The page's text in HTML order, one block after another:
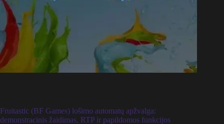
Fruitastic (BF Games) lošimo automatų apžvalga:
demonstracinis žaidimas, RTP ir papildomos funkcijos